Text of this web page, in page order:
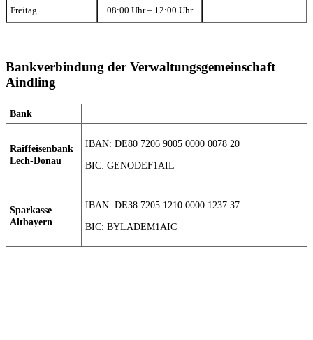
Freitag 08:00 Uhr – 12:00 Uhr
Bankverbindung der Verwaltungsgemeinschaft
Aindling
Bank
Raiffeisenbank
Lech-Donau
IBAN: DE80 7206 9005 0000 0078 20
BIC: GENODEF1AIL
Sparkasse
Altbayern
IBAN: DE38 7205 1210 0000 1237 37
BIC: BYLADEM1AIC